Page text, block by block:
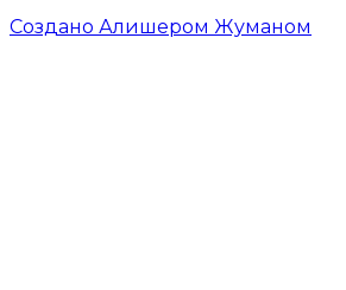
Создано Алишером Жуманом